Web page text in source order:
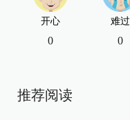
开心
0
难过
0
推荐阅读